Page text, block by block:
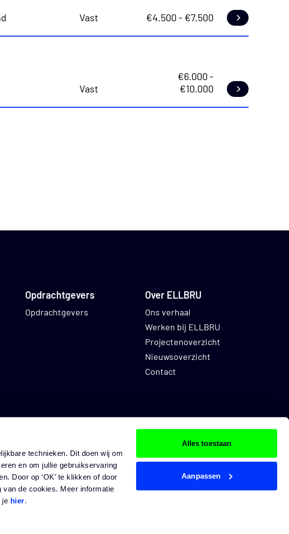
technieken. Dit doen wij om
en om jullie gebruikservaring
Door op ‘OK’ te klikken of door
de cookies. Meer informatie
je hier.
Alles toestaan
Aanpassen
Elke dag ziet er weer
van de werkzaamheden;
in het bezit van de
en denkniveau);
of een avond te werken);
Vast €4.500 - €7.500 Lees meer
Vast
€6.000 -
€10.000
Lees meer
Opdrachtgevers
Opdrachtgevers
Over ELLBRU
Ons verhaal
Werken bij ELLBRU
Projectenoverzicht
Nieuwsoverzicht
Contact
INFO@ELLBRU.NL
088 222 1800
LinkedInInstagram
Facebook
X TikTok